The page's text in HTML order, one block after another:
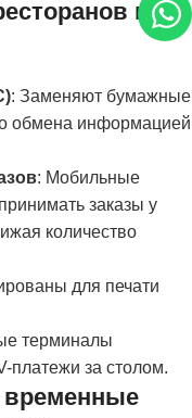
и
: Заменяют бумажные
обмена информацией
: Мобильные
заказы у
количество
для печати
терминалы
платежи за столом.